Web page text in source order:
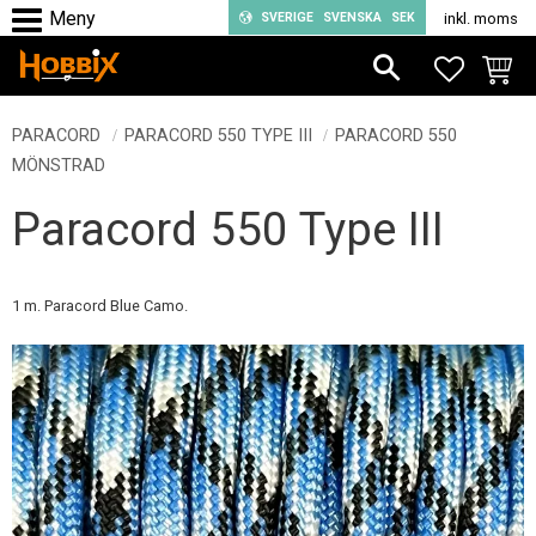
Meny
SVERIGE SVENSKA SEK inkl. moms
PARACORD PARACORD 550 TYPE III
PARACORD 550
MÖNSTRAD
Paracord 550 Type III
1 m. Paracord Blue Camo.